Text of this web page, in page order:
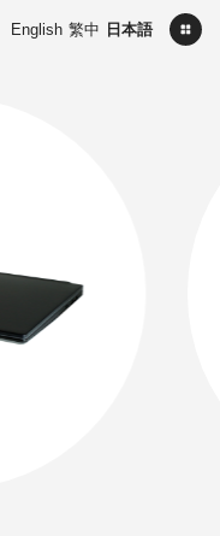
English 繁中 日本語